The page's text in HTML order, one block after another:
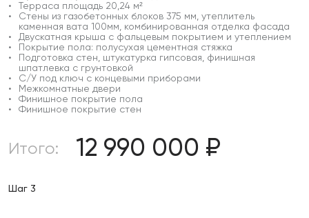
Терраса площадь 20,24 м²
Стены из газобетонных блоков 375 мм, утеплитель
каменная вата 100мм, комбинированная отделка фасада
Двускатная крыша с фальцевым покрытием и утеплением
Покрытие пола: полусухая цементная стяжка
Подготовка стен, штукатурка гипсовая, финишная
шпатлевка с грунтовкой
С/У под ключ с концевыми приборами
Межкомнатные двери
Финишное покрытие пола
Финишное покрытие стен
Итого: 12 990 000 ₽
Шаг 3